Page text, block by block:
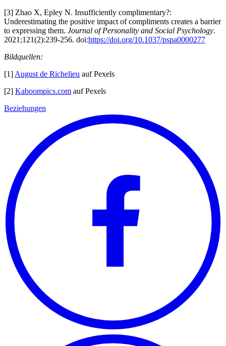
[3] Zhao X, Epley N. Insufficiently complimentary?:
Underestimating the positive impact of compliments creates a barrier
to expressing them. Journal of Personality and Social Psychology.
2021;121(2):239-256. doi:https://doi.org/10.1037/pspa0000277
Bildquellen:
[1] August de Richelieu auf Pexels
[2] Kaboompics.com auf Pexels
Beziehungen